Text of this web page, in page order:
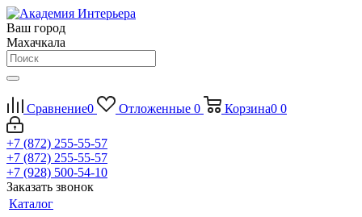
Ваш город
Махачкала
Сравнение0 Отложенные 0 Корзина0 0
+7 (872) 255-55-57
+7 (872) 255-55-57
+7 (928) 500-54-10
Заказать звонок
Каталог